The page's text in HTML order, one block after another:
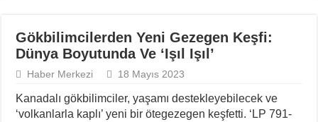
Gökbilimcilerden Yeni Gezegen Keşfi:
Dünya Boyutunda Ve ‘Işıl Işıl’
Haber Merkezi 18 Mayıs 2023
Kanadalı gökbilimciler, yaşamı destekleyebilecek ve
‘volkanlarla kaplı’ yeni bir ötegezegen keşfetti. ‘LP 791-